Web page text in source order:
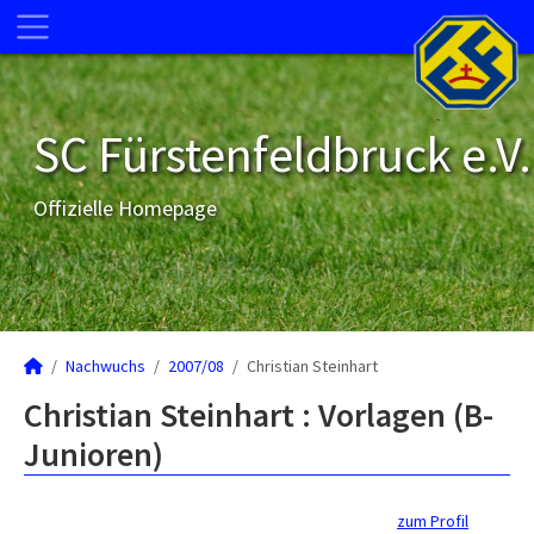
SC Fürstenfeldbruck e.V.
Offizielle Homepage
Nachwuchs 2007/08 Christian Steinhart
Christian Steinhart : Vorlagen (B-
Junioren)
zum Profil